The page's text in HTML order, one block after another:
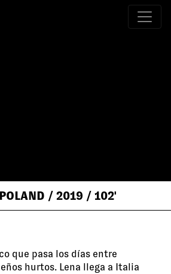
/ 2019 / 102'
que pasa los días entre
hurtos. Lena llega a Italia